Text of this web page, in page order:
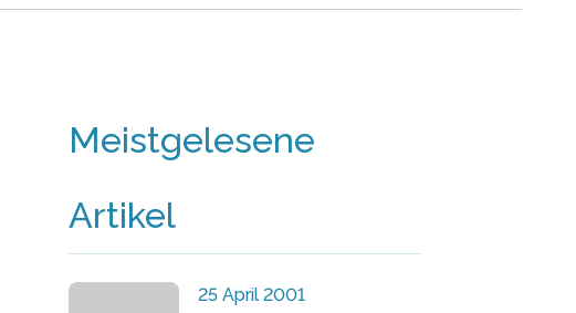
Meistgelesene
Artikel
25 April 2001